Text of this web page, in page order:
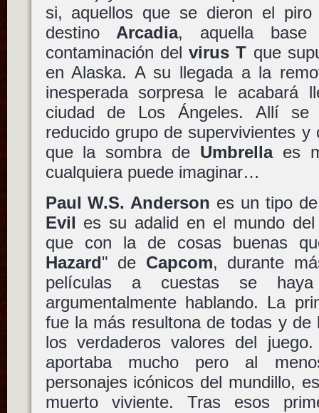
si, aquellos que se dieron el
destino Arcadia, aquella
contaminación delvirus T que
en Alaska. A su llegada a la
inesperada sorpresa le acabará
ciudad de Los Ángeles. Allí se
reducido grupo de supervivientes
que la sombra de Umbrellaes
cualquiera puede imaginar…
Paul W.S. Anderson es un tipo
Evil es su adalid en el mundo
que con la de cosas buenas
Hazard" de Capcom, durante
películas a cuestas se
argumentalmente hablando. La
fue la más resultona de todas y de
los verdaderos valores del
aportaba mucho pero al
personajes icónicos del mundillo,
muerto viviente. Tras esos